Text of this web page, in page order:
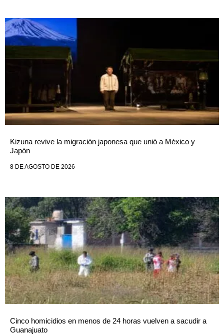
Kizuna revive la migración japonesa que unió a México y
Japón
8 DE AGOSTO DE 2026
Cinco homicidios en menos de 24 horas vuelven a sacudir a
Guanajuato